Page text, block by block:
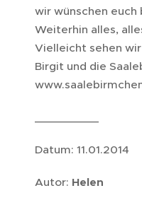
wir wünschen euch
Weiterhin alles,
Vielleicht sehen
Birgit und die
Datum: 11.01.2014
Autor: Helen